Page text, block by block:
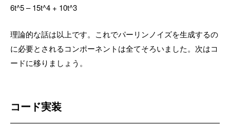
6t^5 – 15t^4 + 10t^3
理論的な話は以上です。これでパーリンノイズを生成するの
に必要とされるコンポーネントは全てそろいました。次はコ
ードに移りましょう。
コード実装